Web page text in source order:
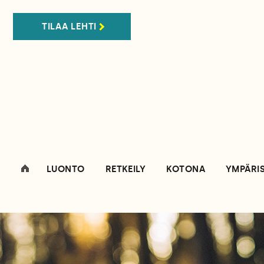
TILAA LEHTI
LUONTO RETKEILY KOTONA